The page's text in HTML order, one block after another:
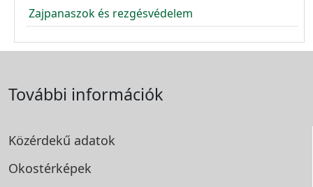
Zajpanaszok és rezgésvédelem
További információk
Közérdekű adatok
Okostérképek